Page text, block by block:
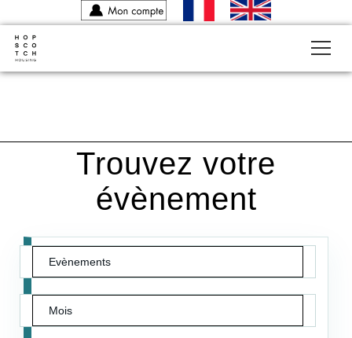
Trouvez votre
évènement
Evènements
Mois